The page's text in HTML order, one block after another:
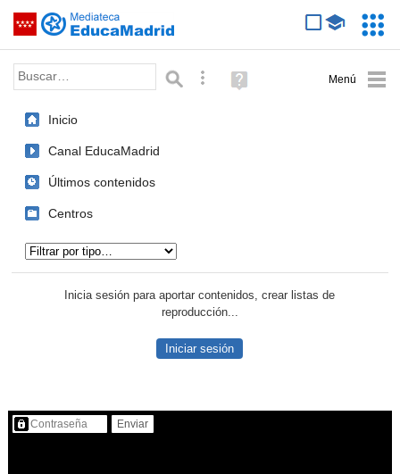
Saltar navegación
Palabra o frase: Búsqueda avanzada
Ayuda
(en
Inicio
Canal EducaMadrid
Últimos contenidos
Centros
Inicia sesión para aportar contenidos, crear listas de
reproducción...
Iniciar sesión
Contenido protegido…